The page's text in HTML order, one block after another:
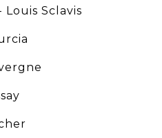
Louis Sclavis